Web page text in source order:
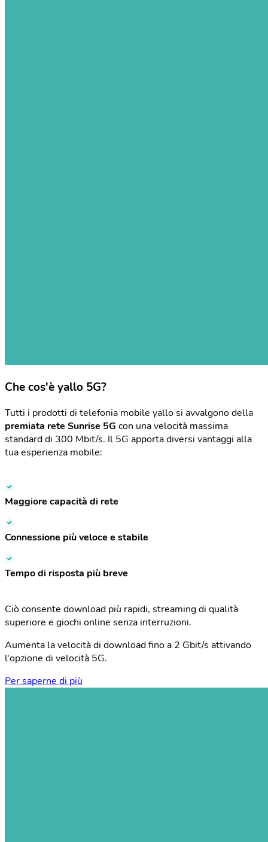
Che cos'è yallo 5G?
Tutti i prodotti di telefonia mobile yallo si avvalgono della
premiata rete Sunrise 5G con una velocità massima
standard di 300 Mbit/s. Il 5G apporta diversi vantaggi alla
tua esperienza mobile:
Maggiore capacità di rete
Connessione più veloce e stabile
Tempo di risposta più breve
Ciò consente download più rapidi, streaming di qualità
superiore e giochi online senza interruzioni.
Aumenta la velocità di download fino a 2 Gbit/s attivando
l'opzione di velocità 5G.
Per saperne di più